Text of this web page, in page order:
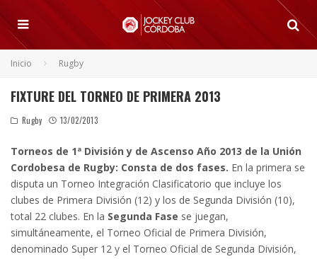
Inicio Rugby
FIXTURE DEL TORNEO DE PRIMERA 2013
Rugby 13/02/2013
Torneos de 1ª División y de Ascenso Año 2013 de la Unión
Cordobesa de Rugby: Consta de dos fases. En la primera se
disputa un Torneo Integración Clasificatorio que incluye los
clubes de Primera División (12) y los de Segunda División (10),
total 22 clubes. En la Segunda Fase se juegan,
simultáneamente, el Torneo Oficial de Primera División,
denominado Super 12 y el Torneo Oficial de Segunda División,